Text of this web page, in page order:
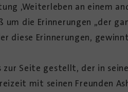
‚Weiterleben an einem
die Erinnerungen „der
Erinnerungen,
Seite gestellt, der in
mit seinen Freunden